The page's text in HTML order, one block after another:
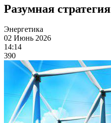
Разумная стратегия
Энергетика
02 Июнь 2026
14:14
390